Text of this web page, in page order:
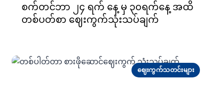
စက်တင်ဘာ ၂၄ ရက် နေ့ မှ ၃၀ရက်နေ့ အထိ
တစ်ပတ်စာ ‌ဈေးကွက်သုံးသပ်ချက်
ဈေးကွက်သတင်းများ